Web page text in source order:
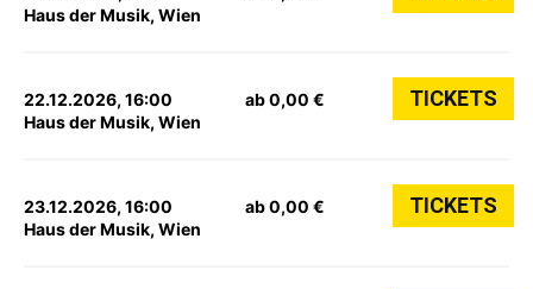
Haus der Musik, Wien
22.12.2026, 16:00
Haus der Musik, Wien
ab 0,00 € TICKETS
23.12.2026, 16:00
Haus der Musik, Wien
ab 0,00 € TICKETS